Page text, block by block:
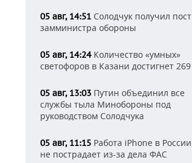
05 авг, 14:51 Солодчук получил пост
замминистра обороны
05 авг, 14:24Количество «умных»
светофоров в Казани достигнет 269
05 авг, 13:03 Путин объединил все
службы тыла Минобороны под
руководством Солодчука
05 авг, 11:15 Работа iPhone в России
не пострадает из-за дела ФАС